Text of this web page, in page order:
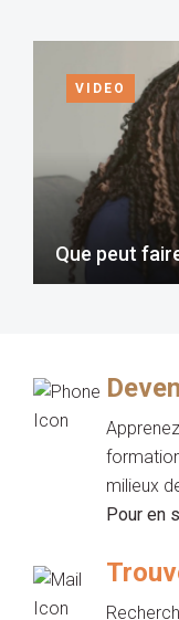
VIDEO
Que peut
milieux
Pour en